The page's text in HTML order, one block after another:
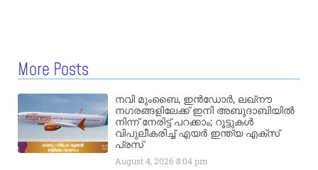
More Posts
നവി മുംബൈ, ഇൻഡോർ, ലഖ്നൗ
നഗരങ്ങളിലേക്ക് ഇനി അബുദാബിയിൽ
നിന്ന് നേരിട്ട് പറക്കാം; റൂട്ടുകൾ
വിപുലീകരിച്ച് എയർ ഇന്ത്യ എക്സ്
പ്രസ്
August 4, 20268:04 pm